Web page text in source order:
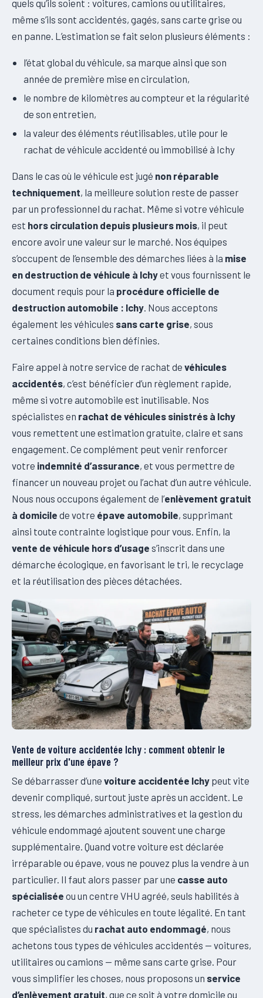
quels qu’ils soient : voitures, camions ou utilitaires,
même s’ils sont accidentés, gagés, sans carte grise ou
en panne. L’estimation se fait selon plusieurs éléments :
l’état global du véhicule, sa marque ainsi que son
année de première mise en circulation,
le nombre de kilomètres au compteur et la régularité
de son entretien,
la valeur des éléments réutilisables, utile pour le
rachat de véhicule accidenté ou immobilisé à Ichy
Dans le cas où le véhicule est jugé non réparable
techniquement, la meilleure solution reste de passer
par un professionnel du rachat. Même si votre véhicule
est hors circulation depuis plusieurs mois, il peut
encore avoir une valeur sur le marché. Nos équipes
s’occupent de l’ensemble des démarches liées à la mise
en destruction de véhicule à Ichyet vous fournissent le
document requis pour la procédure officielle de
destruction automobile : Ichy . Nous acceptons
également les véhicules sans carte grise, sous
certaines conditions bien définies.
Faire appel à notre service de rachat de véhicules
accidentés, c’est bénéficier d’un règlement rapide,
même si votre automobile est inutilisable. Nos
spécialistes en rachat de véhicules sinistrés à Ichy
vous remettent une estimation gratuite, claire et sans
engagement. Ce complément peut venir renforcer
votre indemnité d’assurance, et vous permettre de
financer un nouveau projet ou l’achat d’un autre véhicule.
Nous nous occupons également de l’enlèvement gratuit
à domicile de votre épave automobile, supprimant
ainsi toute contrainte logistique pour vous. Enfin, la
vente de véhicule hors d’usage s’inscrit dans une
démarche écologique, en favorisant le tri, le recyclage
et la réutilisation des pièces détachées.
Vente de voiture accidentée Ichy : comment obtenir le
meilleur prix d'une épave ?
Se débarrasser d’une voiture accidentée Ichy peut vite
devenir compliqué, surtout juste après un accident. Le
stress, les démarches administratives et la gestion du
véhicule endommagé ajoutent souvent une charge
supplémentaire. Quand votre voiture est déclarée
irréparable ou épave, vous ne pouvez plus la vendre à un
particulier. Il faut alors passer par une casse auto
spécialisée ou un centre VHU agréé, seuls habilités à
racheter ce type de véhicules en toute légalité. En tant
que spécialistes du rachat auto endommagé, nous
achetons tous types de véhicules accidentés — voitures,
utilitaires ou camions — même sans carte grise. Pour
vous simplifier les choses, nous proposons un service
d’enlèvement gratuit, que ce soit à votre domicile ou